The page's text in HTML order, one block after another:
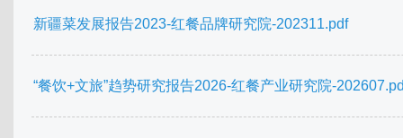
新疆菜发展报告2023-红餐品牌研究院-202311.pdf
“餐饮+文旅”趋势研究报告2026-红餐产业研究院-